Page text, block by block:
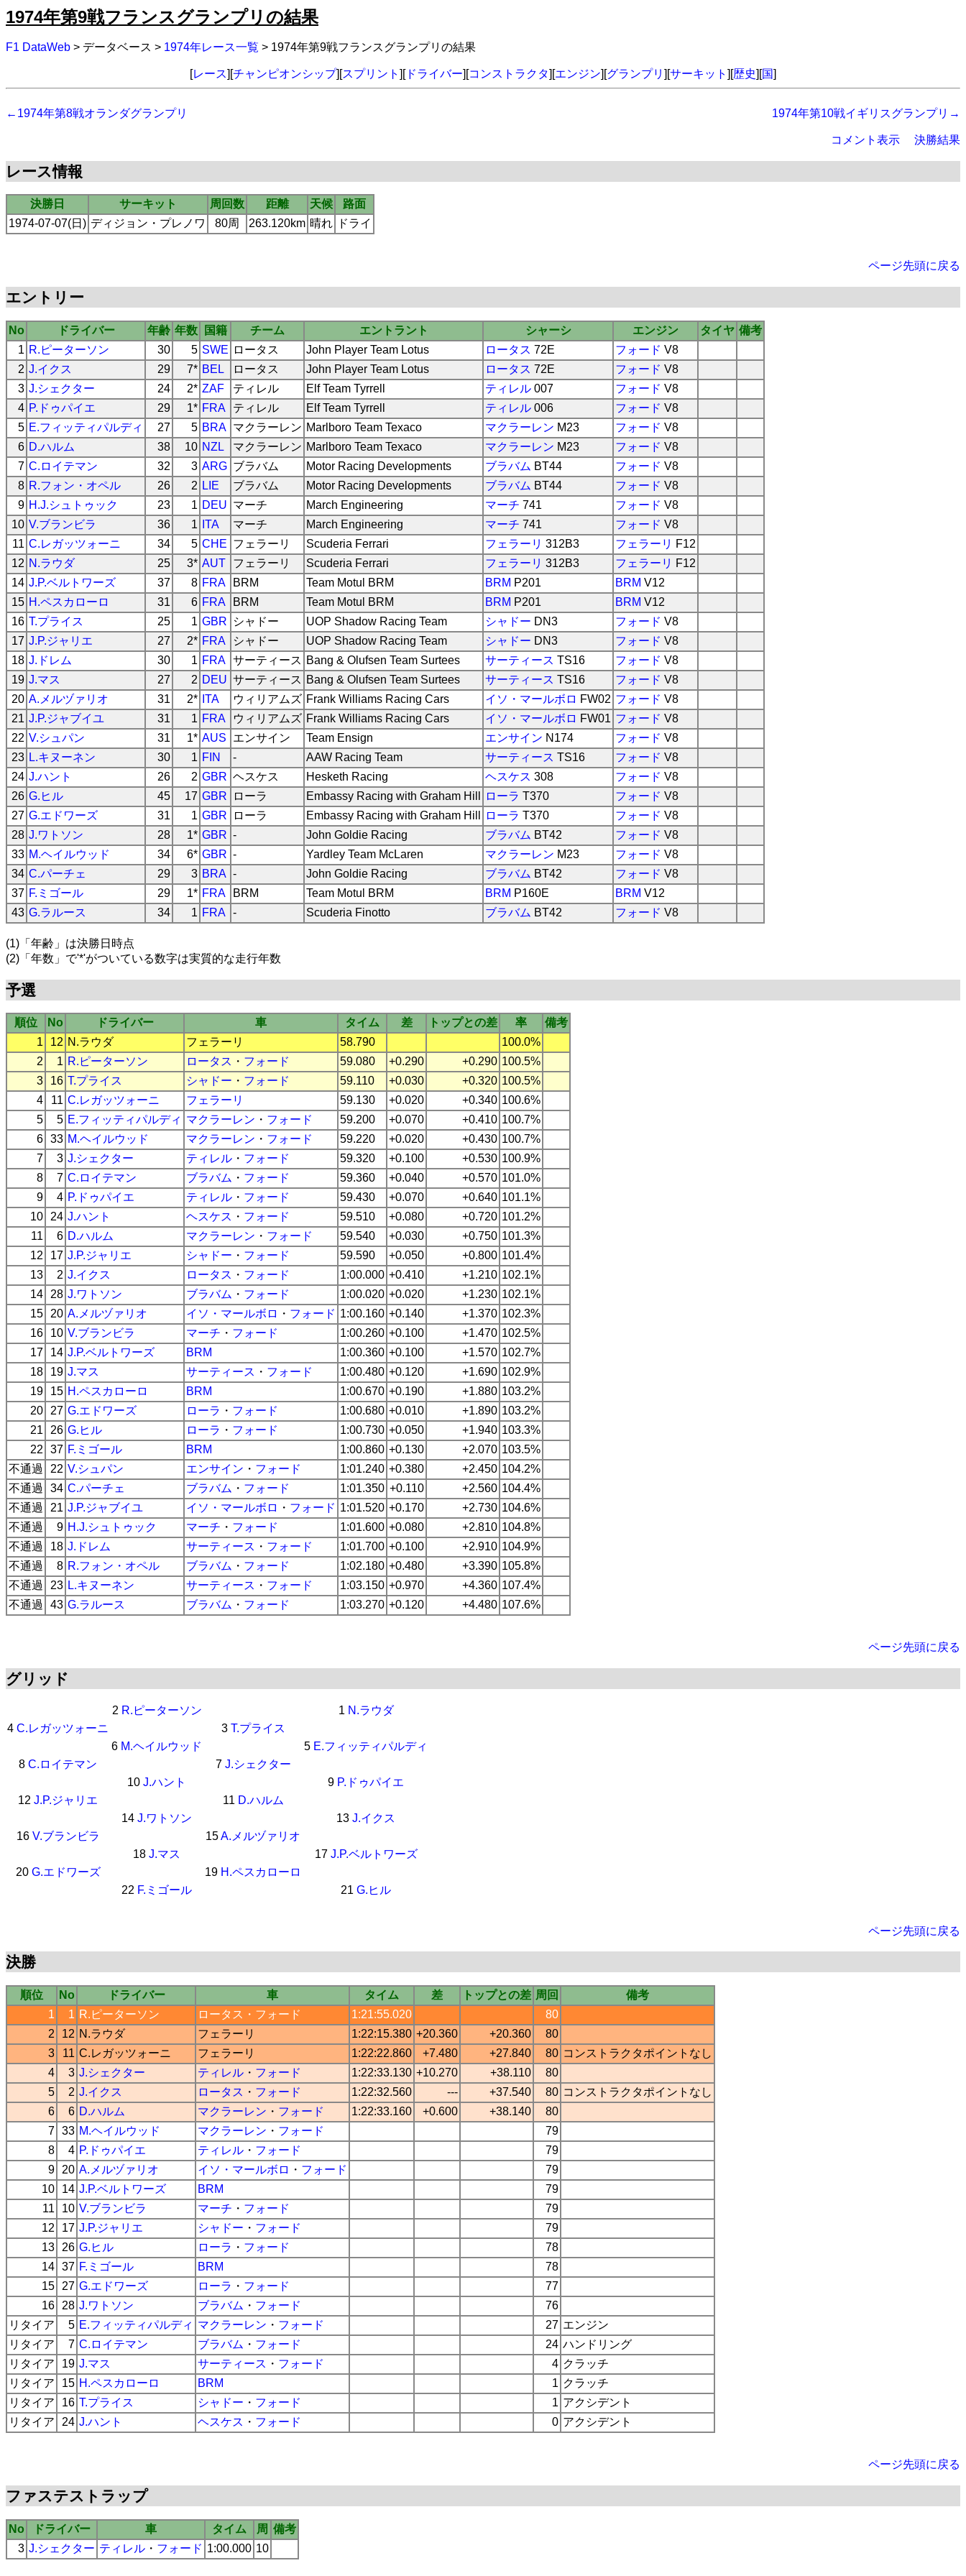
1974年第9戦フランスグランプリの結果
F1 DataWeb > データベース > 1974年レース一覧 > 1974年第9戦フランスグランプリの結果
[レース][チャンピオンシップ][スプリント ][ドライバー][コンストラクタ][エンジン][グランプリ ][サーキット ][歴史][国]
←1974年第8戦オランダグランプリ 1974年第10戦イギリスグランプリ→
コメント表示 決勝結果
レース情報
決勝日 サーキット 周回数 距離 天候
路面
1974-07-07(日) ディジョン・プレノワ 80周 263.120km 晴れ ドライ
ページ先頭に戻る
エントリー
No ドライバー 年齢 年数 国籍 チーム エントラント シャーシ エンジン タイヤ 備考
1 R.ピーターソン 30 5 SWE ロータス John Player Team Lotus ロータス 72E フォード V8
2 J.イクス 29 7* BEL ロータス John Player Team Lotus ロータス 72E フォード V8
3 J.シェクター 24 2* ZAF ティレル Elf Team Tyrrell ティレル 007 フォード V8
4 P.ドゥパイエ 29 1* FRA ティレル Elf Team Tyrrell ティレル 006 フォード V8
5 E.フィッティパルディ 27 5 BRA マクラーレン Marlboro Team Texaco マクラーレン M23 フォード V8
6 D.ハルム 38 10 NZL マクラーレン Marlboro Team Texaco マクラーレン M23 フォード V8
7 C.ロイテマン 32 3 ARG ブラバム Motor Racing Developments ブラバム BT44 フォード V8
8 R.フォン・オペル 26 2 LIE ブラバム Motor Racing Developments ブラバム BT44 フォード V8
9 H.J.シュトゥック 23 1 DEU マーチ March Engineering マーチ 741 フォード V8
10 V.ブランビラ 36 1 ITA マーチ March Engineering マーチ 741 フォード V8
11 C.レガッツォーニ 34 5 CHE フェラーリ Scuderia Ferrari フェラーリ 312B3 フェラーリ F12
12 N.ラウダ 25 3* AUT フェラーリ Scuderia Ferrari フェラーリ 312B3 フェラーリ F12
14 J.P.ベルトワーズ 37 8 FRA BRM Team Motul BRM BRM P201 BRM V12
15 H.ペスカローロ 31 6 FRA BRM Team Motul BRM BRM P201 BRM V12
16 T.プライス 25 1 GBR シャドー UOP Shadow Racing Team シャドー DN3 フォード V8
17 J.P.ジャリエ 27 2* FRA シャドー UOP Shadow Racing Team シャドー DN3 フォード V8
18 J.ドレム 30 1 FRA サーティース Bang & Olufsen Team Surtees サーティース TS16 フォード V8
19 J.マス 27 2 DEU サーティース Bang & Olufsen Team Surtees サーティース TS16 フォード V8
20 A.メルヅァリオ 31 2* ITA ウィリアムズ Frank Williams Racing Cars イソ・マールボロ FW02 フォード V8
21 J.P.ジャブイユ 31 1 FRA ウィリアムズ Frank Williams Racing Cars イソ・マールボロ FW01 フォード V8
22 V.シュパン 31 1* AUS エンサイン Team Ensign エンサイン N174 フォード V8
23 L.キヌーネン 30 1 FIN - AAW Racing Team サーティース TS16 フォード V8
24 J.ハント 26 2 GBR ヘスケス Hesketh Racing ヘスケス 308 フォード V8
26 G.ヒル 45 17 GBR ローラ Embassy Racing with Graham Hill ローラ T370 フォード V8
27 G.エドワーズ 31 1 GBR ローラ Embassy Racing with Graham Hill ローラ T370 フォード V8
28 J.ワトソン 28 1* GBR - John Goldie Racing ブラバム BT42 フォード V8
33 M.ヘイルウッド 34 6* GBR - Yardley Team McLaren マクラーレン M23 フォード V8
34 C.パーチェ 29 3 BRA - John Goldie Racing ブラバム BT42 フォード V8
37 F.ミゴール 29 1* FRA BRM Team Motul BRM BRM P160E BRM V12
43 G.ラルース 34 1 FRA - Scuderia Finotto ブラバム BT42 フォード V8
(1)「年齢」は決勝日時点
(2)「年数」で'*'がついている数字は実質的な走行年数
予選
順位 No ドライバー 車 タイム 差 トップとの差 率
備考
1
12 N.ラウダ フェラーリ 58.790
100.0%
2
1 R.ピーターソン ロータス ・ フォード 59.080 +0.290 +0.290 100.5%
3
16 T.プライス シャドー ・ フォード 59.110 +0.030 +0.320 100.5%
4
11 C.レガッツォーニ フェラーリ 59.130 +0.020 +0.340 100.6%
5
5 E.フィッティパルディ マクラーレン ・ フォード 59.200 +0.070 +0.410 100.7%
6 33 M.ヘイルウッド マクラーレン ・ フォード 59.220 +0.020 +0.430 100.7%
7
3 J.シェクター ティレル ・ フォード 59.320 +0.100 +0.530 100.9%
8
7 C.ロイテマン ブラバム ・ フォード 59.360 +0.040 +0.570 101.0%
9
4 P.ドゥパイエ ティレル ・ フォード 59.430 +0.070 +0.640 101.1%
10
24 J.ハント ヘスケス ・ フォード 59.510 +0.080 +0.720 101.2%
11
6 D.ハルム マクラーレン ・ フォード 59.540 +0.030 +0.750 101.3%
12
17 J.P.ジャリエ シャドー ・ フォード 59.590 +0.050 +0.800 101.4%
13
2 J.イクス ロータス ・ フォード 1:00.000 +0.410 +1.210 102.1%
14
28 J.ワトソン ブラバム ・ フォード 1:00.020 +0.020 +1.230 102.1%
15
20 A.メルヅァリオ イソ・マールボロ ・ フォード 1:00.160 +0.140 +1.370 102.3%
16
10 V.ブランビラ マーチ ・ フォード 1:00.260 +0.100 +1.470 102.5%
17
14 J.P.ベルトワーズ BRM 1:00.360 +0.100 +1.570 102.7%
18
19 J.マス サーティース ・ フォード 1:00.480 +0.120 +1.690 102.9%
19
15 H.ペスカローロ BRM 1:00.670 +0.190 +1.880 103.2%
20
27 G.エドワーズ ローラ ・ フォード 1:00.680 +0.010 +1.890 103.2%
21
26 G.ヒル ローラ ・ フォード 1:00.730 +0.050 +1.940 103.3%
22
37 F.ミゴール BRM 1:00.860 +0.130 +2.070 103.5%
不通過
22 V.シュパン エンサイン ・ フォード 1:01.240 +0.380 +2.450 104.2%
不通過
34 C.パーチェ ブラバム ・ フォード 1:01.350 +0.110 +2.560 104.4%
不通過
21 J.P.ジャブイユ イソ・マールボロ ・ フォード 1:01.520 +0.170 +2.730 104.6%
不通過
9 H.J.シュトゥック マーチ ・ フォード 1:01.600 +0.080 +2.810 104.8%
不通過
18 J.ドレム サーティース ・ フォード 1:01.700 +0.100 +2.910 104.9%
不通過
8 R.フォン・オペル ブラバム ・ フォード 1:02.180 +0.480 +3.390 105.8%
不通過
23 L.キヌーネン サーティース ・ フォード 1:03.150 +0.970 +4.360 107.4%
不通過
43 G.ラルース ブラバム ・ フォード 1:03.270 +0.120 +4.480 107.6%
ページ先頭に戻る
グリッド
2 R.ピーターソン 1 N.ラウダ
4 C.レガッツォーニ 3 T.プライス
6 M.ヘイルウッド 5 E.フィッティパルディ
8 C.ロイテマン 7 J.シェクター
10 J.ハント 9 P.ドゥパイエ
12 J.P.ジャリエ 11 D.ハルム
14 J.ワトソン 13 J.イクス
16 V.ブランビラ 15A.メルヅァリオ
18 J.マス 17 J.P.ベルトワーズ
20 G.エドワーズ 19 H.ペスカローロ
22 F.ミゴール 21 G.ヒル
ページ先頭に戻る
決勝
順位 No ドライバー 車 タイム 差 トップとの差 周回
備考
1
1 R.ピーターソン ロータス ・ フォード 1:21:55.020
80
2
12 N.ラウダ フェラーリ 1:22:15.380 +20.360 +20.360
80
3
11 C.レガッツォーニ フェラーリ 1:22:22.860 +7.480 +27.840 80 コンストラクタポイントなし
4
3 J.シェクター ティレル ・ フォード 1:22:33.130 +10.270 +38.110
80
5
2 J.イクス ロータス ・ フォード 1:22:32.560 --- +37.540 80 コンストラクタポイントなし
6
6 D.ハルム マクラーレン ・ フォード 1:22:33.160 +0.600 +38.140
80
7 33 M.ヘイルウッド マクラーレン ・ フォード
79
8
4 P.ドゥパイエ ティレル ・ フォード
79
9
20 A.メルヅァリオ イソ・マールボロ ・ フォード
79
10
14 J.P.ベルトワーズ BRM
79
11
10 V.ブランビラ マーチ ・ フォード
79
12
17 J.P.ジャリエ シャドー ・ フォード
79
13
26 G.ヒル ローラ ・ フォード
78
14 37 F.ミゴール BRM
78
15
27 G.エドワーズ ローラ ・ フォード
77
16
28 J.ワトソン ブラバム ・ フォード
76
リタイア
5 E.フィッティパルディ マクラーレン ・ フォード 27 エンジン
リタイア
7 C.ロイテマン ブラバム ・ フォード 24 ハンドリング
リタイア
19 J.マス サーティース ・ フォード 4 クラッチ
リタイア
15 H.ペスカローロ BRM 1 クラッチ
リタイア
16 T.プライス シャドー ・ フォード 1 アクシデント
リタイア
24 J.ハント ヘスケス ・ フォード 0 アクシデント
ページ先頭に戻る
ファステストラップ
No ドライバー 車 タイム 周 備考
3 J.シェクター ティレル ・ フォード 1:00.000 10